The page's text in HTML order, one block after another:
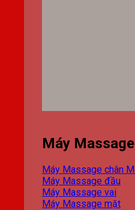
Máy Massage
Máy Massage chân
Máy Massage đầu
Máy Massage vai
Máy Massage mặt